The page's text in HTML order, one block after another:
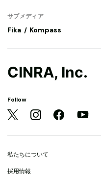
サブメディア
Fika Kompass
CINRA, Inc.
Follow
私たちについて
採用情報